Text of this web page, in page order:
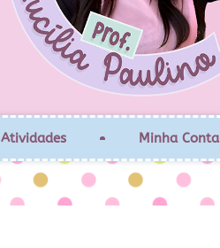
Atividades Minha Conta